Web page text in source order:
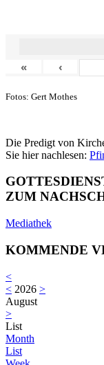
« ‹
Fotos: Gert Mothes
Die Predigt von
Sie hier nachlesen:
ZUM
Mediathek
KOMMENDE
<
< 2026 >
August
>
List
Month
List